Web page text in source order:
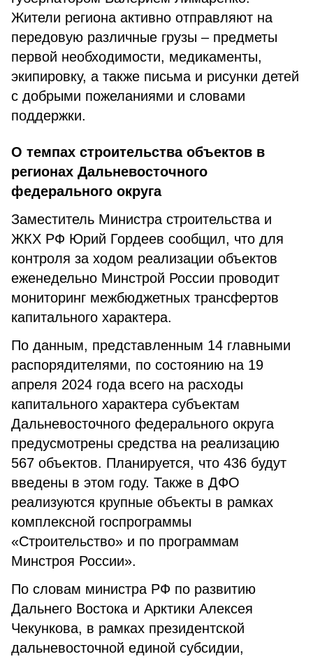
Жители региона активно отправляют на
передовую различные грузы – предметы
первой необходимости, медикаменты,
экипировку, а также письма и рисунки детей
с добрыми пожеланиями и словами
поддержки.
О темпах строительства объектов в
регионах Дальневосточного
федерального округа
Заместитель Министра строительства и
ЖКХ РФ Юрий Гордеев сообщил, что для
контроля за ходом реализации объектов
еженедельно Минстрой России проводит
мониторинг межбюджетных трансфертов
капитального характера.
По данным, представленным 14 главными
распорядителями, по состоянию на 19
апреля 2024 года всего на расходы
капитального характера субъектам
Дальневосточного федерального округа
предусмотрены средства на реализацию
567 объектов. Планируется, что 436 будут
введены в этом году. Также в ДФО
реализуются крупные объекты в рамках
комплексной госпрограммы
«Строительство» и по программам
Минстроя России».
По словам министра РФ по развитию
Дальнего Востока и Арктики Алексея
Чекункова, в рамках президентской
дальневосточной единой субсидии,